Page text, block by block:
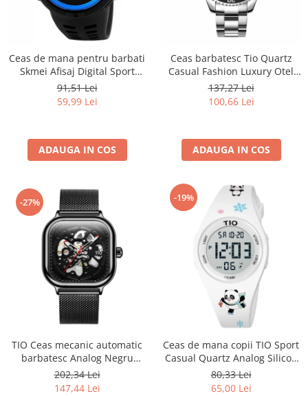
Ceas de mana pentru barbati
Skmei Afisaj Digital Sport
Rezistent la socuri si apa
91,51 Lei
59,99 Lei
ADAUGA IN COS
Ceas barbatesc Tio Quartz
Casual Fashion Luxury Otel
inoxidabil
137,27 Lei
100,66 Lei
ADAUGA IN COS
-27%
TIO Ceas mecanic automatic
barbatesc Analog Negru
Bratara reglabila
202,34 Lei
147,44 Lei
-19%
Ceas de mana copii TIO Sport
Casual Quartz Analog Silicon
Alb
80,33 Lei
65,00 Lei